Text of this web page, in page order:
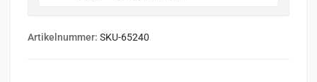
€51,65
Artikelnummer: SKU-65240